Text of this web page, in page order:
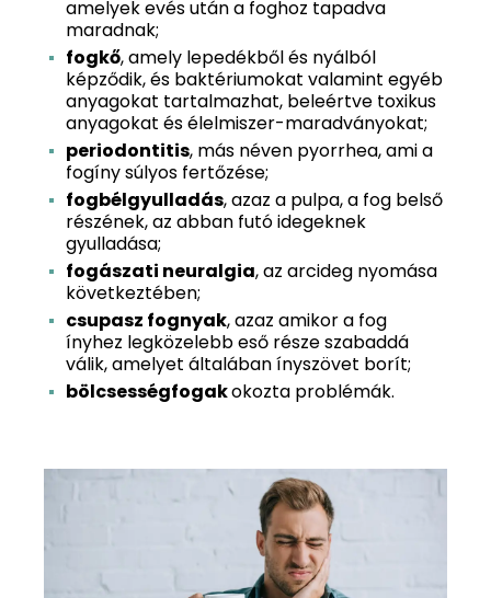
amelyek evés után a foghoz tapadva
maradnak;
fogkő, amely lepedékből és nyálból
képződik, és baktériumokat valamint egyéb
anyagokat tartalmazhat, beleértve toxikus
anyagokat és élelmiszer-maradványokat;
periodontitis, más néven pyorrhea, ami a
fogíny súlyos fertőzése;
fogbélgyulladás, azaz a pulpa, a fog belső
részének, az abban futó idegeknek
gyulladása;
fogászati neuralgia, az arcideg nyomása
következtében;
csupasz fognyak, azaz amikor a fog
ínyhez legközelebb eső része szabaddá
válik, amelyet általában ínyszövet borít;
bölcsességfogakokozta problémák.